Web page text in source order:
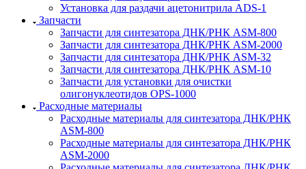
Установка для раздачи ацетонитрила ADS-1
Запчасти
Запчасти для синтезатора ДНК/РНК ASM-­800
Запчасти для синтезатора ДНК/РНК ASM-­2000
Запчасти для синтезатора ДНК/РНК ASM-32
Запчасти для синтезатора ДНК/РНК ASM-­10
Запчасти для установки для очистки
олигонуклеотидов OPS-­1000
Расходные материалы
Расходные материалы для синтезатора ДНК/РНК
ASM-­800
Расходные материалы для синтезатора ДНК/РНК
ASM-­2000